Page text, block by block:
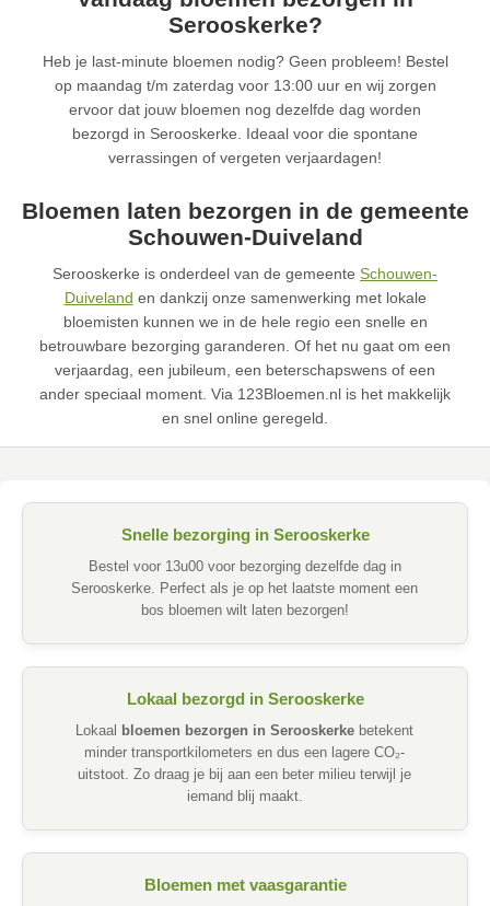
Serooskerke?
Heb je last-minute bloemen nodig? Geen probleem! Bestel
op maandag t/m zaterdag voor 13:00 uur en wij zorgen
ervoor dat jouw bloemen nog dezelfde dag worden
bezorgd in Serooskerke. Ideaal voor die spontane
verrassingen of vergeten verjaardagen!
Bloemen laten bezorgen in de gemeente
Schouwen-Duiveland
Serooskerke is onderdeel van de gemeente Schouwen-
Duiveland en dankzij onze samenwerking met lokale
bloemisten kunnen we in de hele regio een snelle en
betrouwbare bezorging garanderen. Of het nu gaat om een
verjaardag, een jubileum, een beterschapswens of een
ander speciaal moment. Via 123Bloemen.nl is het makkelijk
en snel online geregeld.
Snelle bezorging in Serooskerke
Bestel voor 13u00 voor bezorging dezelfde dag in
Serooskerke. Perfect als je op het laatste moment een
bos bloemen wilt laten bezorgen!
Lokaal bezorgd in Serooskerke
Lokaal bloemen bezorgen in Serooskerke betekent
minder transportkilometers en dus een lagere CO₂-
uitstoot. Zo draag je bij aan een beter milieu terwijl je
iemand blij maakt.
Bloemen met vaasgarantie